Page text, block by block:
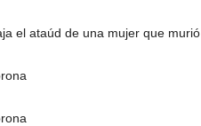
el ataúd de una mujer que